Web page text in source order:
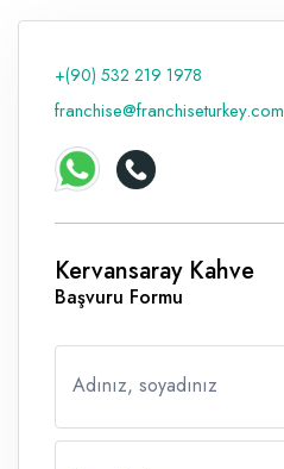
+(90) 532 219 1978
franchise@franchiseturkey.com
Kervansaray Kahve
Başvuru Formu
Adınız, soyadınız